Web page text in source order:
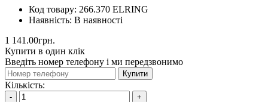
Код товару: 266.370 ELRING
Наявність: В наявності
1 141.00грн.
Купити в один клік
Введіть номер телефону і ми передзвонимо
Купити
Кількість:
-
+